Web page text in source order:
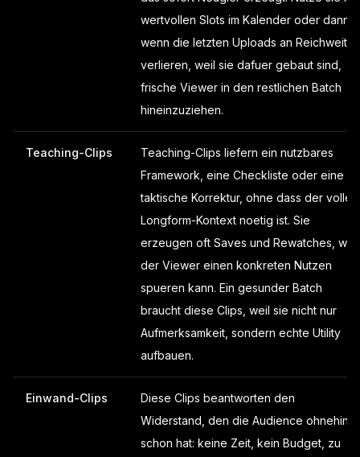
wertvollen Slots im Kalender oder dann,
wenn die letzten Uploads an Reichweite
verlieren, weil sie dafuer gebaut sind,
frische Viewer in den restlichen Batch
hineinzuziehen.
Teaching-Clips
Teaching-Clips liefern ein nutzbares
Framework, eine Checkliste oder eine
taktische Korrektur, ohne dass der volle
Longform-Kontext noetig ist. Sie
erzeugen oft Saves und Rewatches, weil
der Viewer einen konkreten Nutzen
spueren kann. Ein gesunder Batch
braucht diese Clips, weil sie nicht nur
Aufmerksamkeit, sondern echte Utility
aufbauen.
Einwand-Clips
Diese Clips beantworten den
Widerstand, den die Audience ohnehin
schon hat: keine Zeit, kein Budget, zu